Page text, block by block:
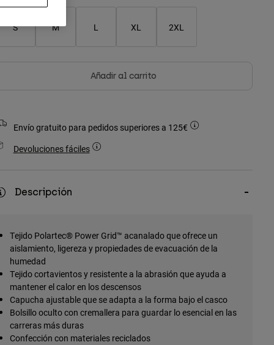
S M L XL 2XL
Añadir al carrito
Envío gratuito para pedidos superiores a 125€
Devoluciones fáciles
Descripción
Tejido Polartec® Power Grid™ acanalado que ofrece un
aislamiento, ligereza y propiedades de evacuación de la
humedad
Tejido cortavientos y resistente a la abrasión que ayuda a
mantener el calor en los descensos
Capucha ajustable que se adapta a la forma bajo el casco
Bolsillo oculto con cremallera para guardar lo esencial en las
carreras más duras
Confección con materiales reciclados